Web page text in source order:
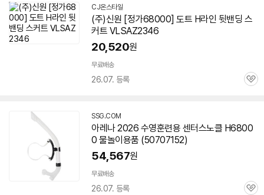
CJ온스타일
(주)신원 [정가68000] 도트 H라인 뒷밴딩 스
커트 VLSAZ2346
20,520원
무료배송
26.07. 등록
관
SSG.COM
아레나 2026 수영훈련용 센터스노클 H6800
0 물놀이용품 (50707152)
54,567원
무료배송
26.07. 등록
관